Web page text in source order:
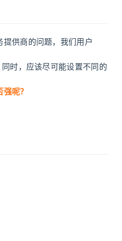
供商的问题，我们用户
时，应该尽可能设置不同的
呢？